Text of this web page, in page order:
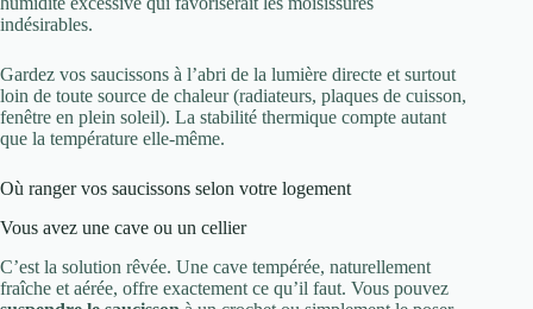
indésirables.
Gardez vos saucissons à l’abri de la lumière directe et surtout
loin de toute source de chaleur (radiateurs, plaques de cuisson,
fenêtre en plein soleil). La stabilité thermique compte autant
que la température elle-même.
Où ranger vos saucissons selon votre logement
Vous avez une cave ou un cellier
C’est la solution rêvée. Une cave tempérée, naturellement
fraîche et aérée, offre exactement ce qu’il faut. Vous pouvez